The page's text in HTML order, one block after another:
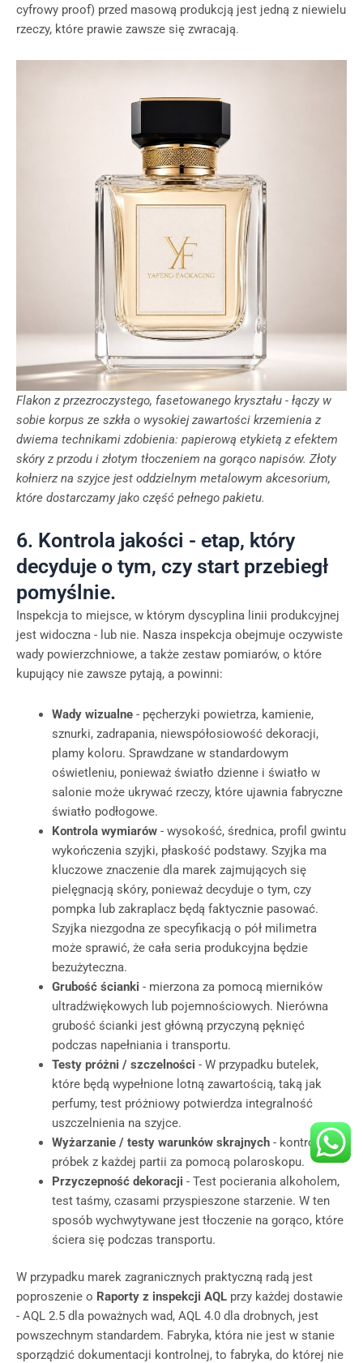
cyfrowy proof) przed masową produkcją jest jedną z niewielu
rzeczy, które prawie zawsze się zwracają.
Flakon z przezroczystego, fasetowanego kryształu - łączy w
sobie korpus ze szkła o wysokiej zawartości krzemienia z
dwiema technikami zdobienia: papierową etykietą z efektem
skóry z przodu i złotym tłoczeniem na gorąco napisów. Złoty
kołnierz na szyjce jest oddzielnym metalowym akcesorium,
które dostarczamy jako część pełnego pakietu.
6. Kontrola jakości - etap, który
decyduje o tym, czy start przebiegł
pomyślnie.
Inspekcja to miejsce, w którym dyscyplina linii produkcyjnej
jest widoczna - lub nie. Nasza inspekcja obejmuje oczywiste
wady powierzchniowe, a także zestaw pomiarów, o które
kupujący nie zawsze pytają, a powinni:
Wady wizualne- pęcherzyki powietrza, kamienie,
sznurki, zadrapania, niewspółosiowość dekoracji,
plamy koloru. Sprawdzane w standardowym
oświetleniu, ponieważ światło dzienne i światło w
salonie może ukrywać rzeczy, które ujawnia fabryczne
światło podłogowe.
Kontrola wymiarów- wysokość, średnica, profil gwintu
wykończenia szyjki, płaskość podstawy. Szyjka ma
kluczowe znaczenie dla marek zajmujących się
pielęgnacją skóry, ponieważ decyduje o tym, czy
pompka lub zakraplacz będą faktycznie pasować.
Szyjka niezgodna ze specyfikacją o pół milimetra
może sprawić, że cała seria produkcyjna będzie
bezużyteczna.
Grubość ścianki - mierzona za pomocą mierników
ultradźwiękowych lub pojemnościowych. Nierówna
grubość ścianki jest główną przyczyną pęknięć
podczas napełniania i transportu.
Testy próżni / szczelności - W przypadku butelek,
które będą wypełnione lotną zawartością, taką jak
perfumy, test próżniowy potwierdza integralność
uszczelnienia na szyjce.
Wyżarzanie / testy warunków skrajnych- kontrola
próbek z każdej partii za pomocą polaroskopu.
Przyczepność dekoracji - Test pocierania alkoholem,
test taśmy, czasami przyspieszone starzenie. W ten
sposób wychwytywane jest tłoczenie na gorąco, które
ściera się podczas transportu.
W przypadku marek zagranicznych praktyczną radą jest
poproszenie o Raporty z inspekcji AQL przy każdej dostawie
- AQL 2.5 dla poważnych wad, AQL 4.0 dla drobnych, jest
powszechnym standardem. Fabryka, która nie jest w stanie
sporządzić dokumentacji kontrolnej, to fabryka, do której nie